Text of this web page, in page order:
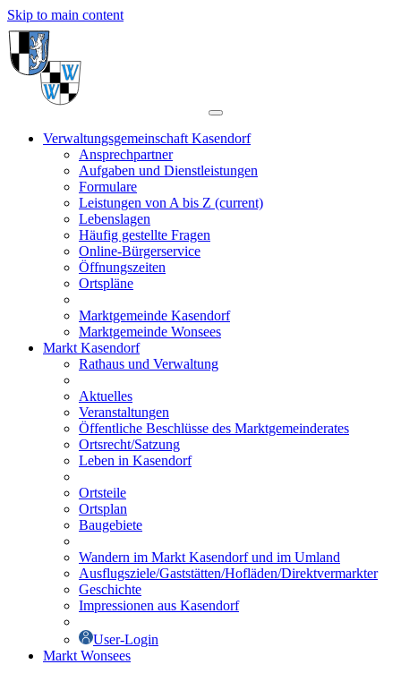
Skip to main content
Verwaltungsgemeinschaft Kasendorf
Ansprechpartner
Aufgaben und Dienstleistungen
Formulare
Leistungen von A bis Z (current)
Lebenslagen
Häufig gestellte Fragen
Online-Bürgerservice
Öffnungszeiten
Ortspläne
Marktgemeinde Kasendorf
Marktgemeinde Wonsees
Markt Kasendorf
Rathaus und Verwaltung
Aktuelles
Veranstaltungen
Öffentliche Beschlüsse des Marktgemeinderates
Ortsrecht/Satzung
Leben in Kasendorf
Ortsteile
Ortsplan
Baugebiete
Wandern im Markt Kasendorf und im Umland
Ausflugsziele/Gaststätten/Hofläden/Direktvermarkter
Geschichte
Impressionen aus Kasendorf
User-Login
Markt Wonsees